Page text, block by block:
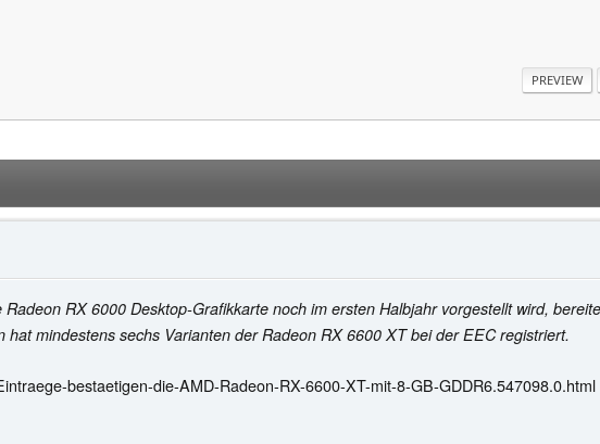
RX 6000 Desktop-Grafikkarte noch im ersten Halbjahr vorgestellt wird,
hat mindestens sechs Varianten der Radeon RX 6600 XT bei der EEC registriert.
bestaetigen-die-AMD-Radeon-RX-6600-XT-mit-8-GB-GDDR6.547098.0.html